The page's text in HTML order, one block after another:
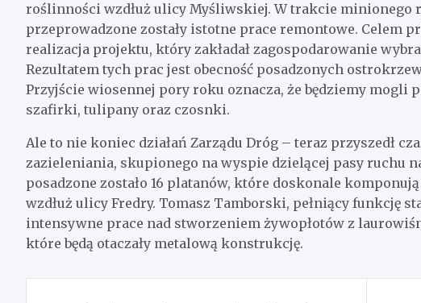
roślinności wzdłuż ulicy Myśliwskiej. W trakcie minionego
przeprowadzone zostały istotne prace remontowe. Celem
realizacja projektu, który zakładał zagospodarowanie
Rezultatem tych prac jest obecność posadzonych
Przyjście wiosennej pory roku oznacza, że będziemy mogli
szafirki, tulipany oraz czosnki.
Ale to nie koniec działań Zarządu Dróg – teraz przyszedł
zazieleniania, skupionego na wyspie dzielącej pasy ruchu
posadzone zostało 16 platanów, które doskonale
wzdłuż ulicy Fredry. Tomasz Tamborski, pełniący funkcję
intensywne prace nad stworzeniem żywopłotów z
które będą otaczały metalową konstrukcję.